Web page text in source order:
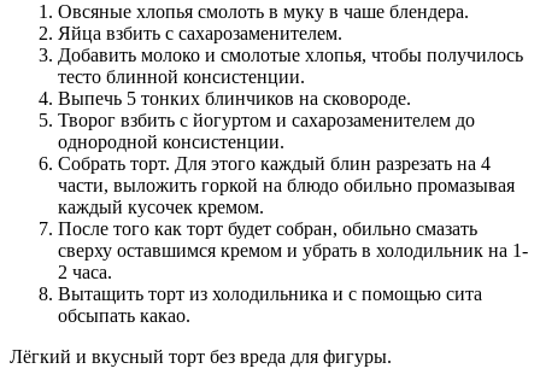
Овсяные хлопья смолоть в муку в чаше блендера.
Яйца взбить с сахарозаменителем.
Добавить молоко и смолотые хлопья, чтобы получилось
тесто блинной консистенции.
Выпечь 5 тонких блинчиков на сковороде.
Творог взбить с йогуртом и сахарозаменителем до
однородной консистенции.
Собрать торт. Для этого каждый блин разрезать на 4
части, выложить горкой на блюдо обильно промазывая
каждый кусочек кремом.
После того как торт будет собран, обильно смазать
сверху оставшимся кремом и убрать в холодильник на 1-
2 часа.
Вытащить торт из холодильника и с помощью сита
обсыпать какао.
Лёгкий и вкусный торт без вреда для фигуры.